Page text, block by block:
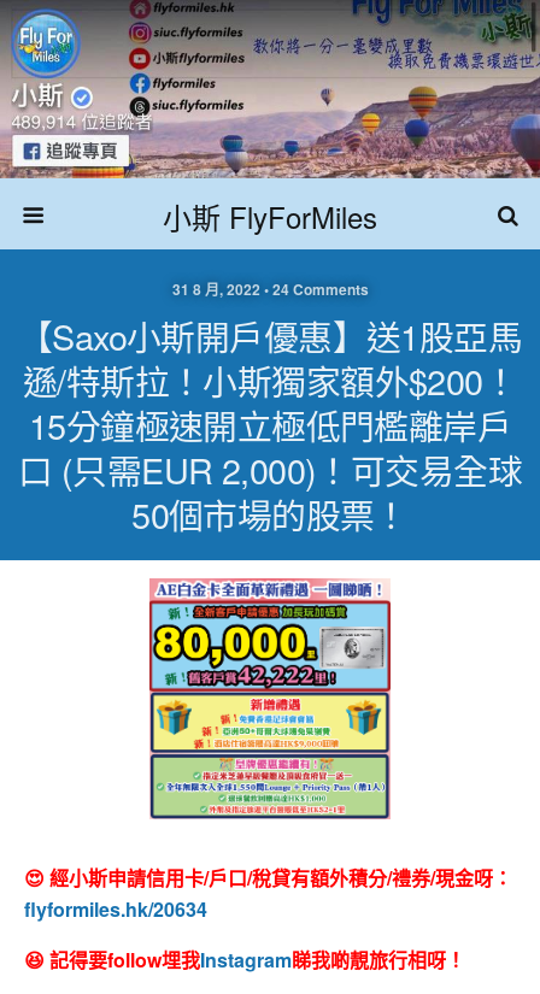
小斯 FlyForMiles
31 8 月, 2022 • 24 Comments
【Saxo小斯開戶優惠】送1股亞馬
遜/特斯拉！小斯獨家額外$200！
15分鐘極速開立極低門檻離岸戶
口 (只需EUR 2,000)！可交易全球
50個市場的股票！
😍 經小斯申請信用卡/戶口/稅貸有額外積分/禮券/現金呀：
flyformiles.hk/20634
😆 記得要follow埋我Instagram睇我啲靚旅行相呀！